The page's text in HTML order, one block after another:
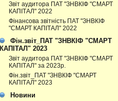
Звіт аудитора ПАТ "ЗНВКІФ "СМАРТ
КАПІТАЛ" 2022
Фінансова звітність ПАТ "ЗНВКІФ
"СМАРТ КАПІТАЛ" 2022
Фін.звіт_ПАТ "ЗНВКІФ "СМАРТ
КАПІТАЛ" 2023
Звіт аудитора ПАТ "ЗНВКІФ "СМАРТ
КАПІТАЛ" за 2023р.
Фін.звіт_ПАТ "ЗНВКІФ "СМАРТ
КАПІТАЛ" 2023
Новини